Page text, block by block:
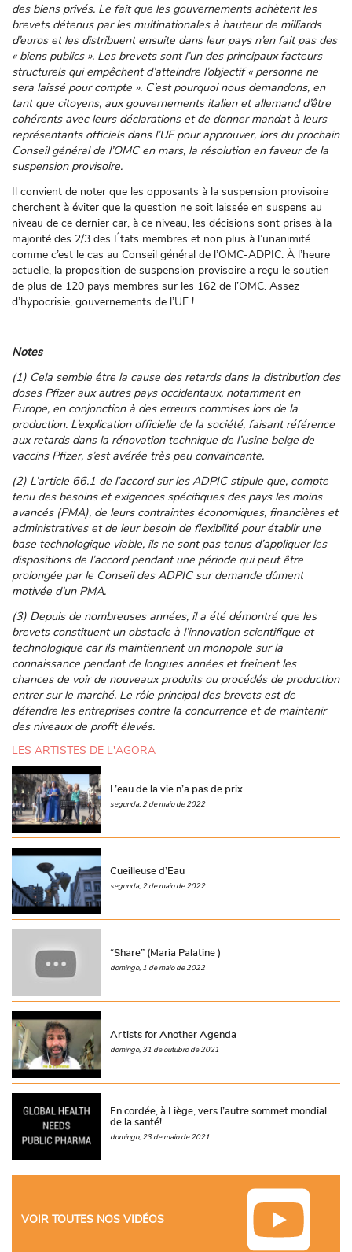
des biens privés. Le fait que les gouvernements achètent les
brevets détenus par les multinationales à hauteur de milliards
d’euros et les distribuent ensuite dans leur pays n’en fait pas des
« biens publics ». Les brevets sont l’un des principaux facteurs
structurels qui empêchent d’atteindre l’objectif « personne ne
sera laissé pour compte ». C’est pourquoi nous demandons, en
tant que citoyens, aux gouvernements italien et allemand d’être
cohérents avec leurs déclarations et de donner mandat à leurs
représentants officiels dans l’UE pour approuver, lors du prochain
Conseil général de l’OMC en mars, la résolution en faveur de la
suspension provisoire.
Il convient de noter que les opposants à la suspension provisoire
cherchent à éviter que la question ne soit laissée en suspens au
niveau de ce dernier car, à ce niveau, les décisions sont prises à la
majorité des 2/3 des États membres et non plus à l’unanimité
comme c’est le cas au Conseil général de l’OMC-ADPIC. À l’heure
actuelle, la proposition de suspension provisoire a reçu le soutien
de plus de 120 pays membres sur les 162 de l’OMC. Assez
d’hypocrisie, gouvernements de l’UE !
Notes
(1) Cela semble être la cause des retards dans la distribution des
doses Pfizer aux autres pays occidentaux, notamment en
Europe, en conjonction à des erreurs commises lors de la
production. L’explication officielle de la société, faisant référence
aux retards dans la rénovation technique de l’usine belge de
vaccins Pfizer, s’est avérée très peu convaincante.
(2) L’article 66.1 de l’accord sur les ADPIC stipule que, compte
tenu des besoins et exigences spécifiques des pays les moins
avancés (PMA), de leurs contraintes économiques, financières et
administratives et de leur besoin de flexibilité pour établir une
base technologique viable, ils ne sont pas tenus d’appliquer les
dispositions de l’accord pendant une période qui peut être
prolongée par le Conseil des ADPIC sur demande dûment
motivée d’un PMA.
(3) Depuis de nombreuses années, il a été démontré que les
brevets constituent un obstacle à l’innovation scientifique et
technologique car ils maintiennent un monopole sur la
connaissance pendant de longues années et freinent les
chances de voir de nouveaux produits ou procédés de production
entrer sur le marché. Le rôle principal des brevets est de
défendre les entreprises contre la concurrence et de maintenir
des niveaux de profit élevés.
LES ARTISTES DE L'AGORA
L’eau de la vie n’a pas de prix
segunda, 2 de maio de 2022
Cueilleuse d’Eau
segunda, 2 de maio de 2022
“Share” (Maria Palatine )
domingo, 1 de maio de 2022
Artists for Another Agenda
domingo, 31 de outubro de 2021
En cordée, à Liège, vers l’autre sommet mondial
de la santé!
domingo, 23 de maio de 2021
VOIR TOUTES NOS VIDÉOS